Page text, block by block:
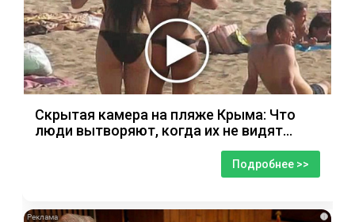
Скрытая камера на пляже Крыма: Что
люди вытворяют, когда их не видят...
Подробнее >>
i